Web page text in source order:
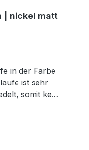
| nickel matt
in der Farbe
ist sehr
somit kein